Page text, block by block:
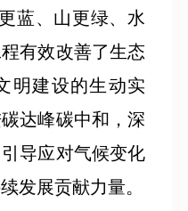
蓝、山更绿、水
有效改善了生态
明建设的生动实
达峰碳中和，深
导应对气候变化
发展贡献力量。